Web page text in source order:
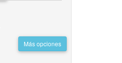
Más opciones